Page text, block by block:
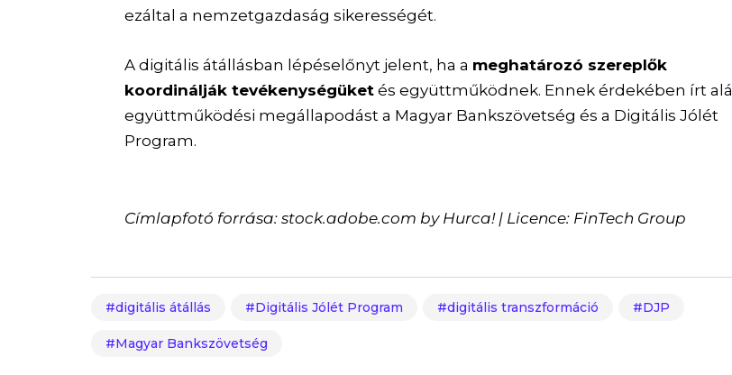
ezáltal a nemzetgazdaság sikerességét.
A digitális átállásban lépéselőnyt jelent, ha a meghatározó szereplők
koordinálják tevékenységüket és együttműködnek. Ennek érdekében írt alá
együttműködési megállapodást a Magyar Bankszövetség és a Digitális Jólét
Program.
Címlapfotó forrása: stock.adobe.com by Hurca! | Licence: FinTech Group
digitális átállás Digitális Jólét Program digitális transzformáció DJP
Magyar Bankszövetség